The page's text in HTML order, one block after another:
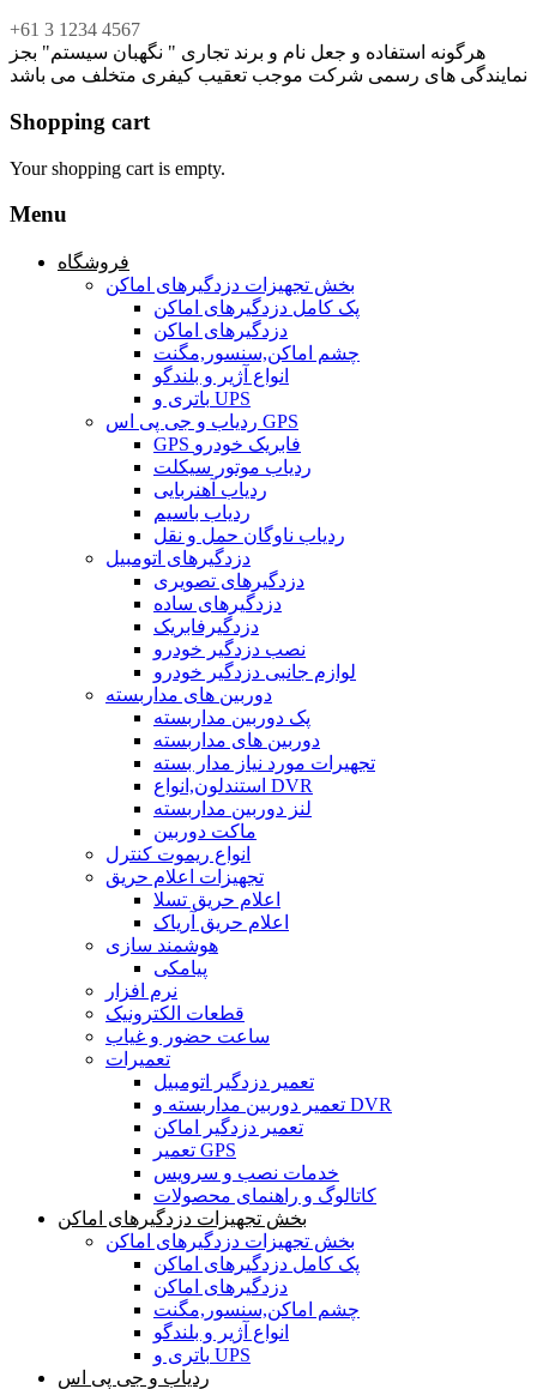
+61 3 1234 4567
هرگونه استفاده و جعل نام و برند تجاری " نگهبان سیستم" بجز
نمایندگی های رسمی شرکت موجب تعقیب کیفری متخلف می باشد
Shopping cart
Your shopping cart is empty.
Menu
فروشگاه
بخش تجهیزات دزدگیرهای اماکن
پک کامل دزدگیرهای اماکن
دزدگیرهای اماکن
چشم اماکن,سنسور,مگنت
انواع آژیر و بلندگو
باتری و UPS
ردیاب و جی پی اس GPS
GPS فابریک خودرو
ردیاب موتور سیکلت
ردیاب آهنربایی
ردیاب باسیم
ردیاب ناوگان حمل و نقل
دزدگیرهای اتومبیل
دزدگیرهای تصویری
دزدگیرهای ساده
دزدگیرفابریک
نصب دزدگیر خودرو
لوازم جانبی دزدگیر خودرو
دوربین های مداربسته
پک دوربین مداربسته
دوربین های مداربسته
تجهیرات مورد نیاز مدار بسته
استندلون,انواع DVR
لنز دوربین مداربسته
ماکت دوربین
انواع ریموت کنترل
تجهیزات اعلام حریق
اعلام حریق تسلا
اعلام حریق آریاک
هوشمند سازی
پیامکی
نرم افزار
قطعات الکترونیک
ساعت حضور و غیاب
تعمیرات
تعمیر دزدگیر اتومبیل
تعمیر دوربین مداربسته و DVR
تعمیر دزدگیر اماکن
تعمیر GPS
خدمات نصب و سرویس
کاتالوگ و راهنمای محصولات
بخش تجهیزات دزدگیرهای اماکن
بخش تجهیزات دزدگیرهای اماکن
پک کامل دزدگیرهای اماکن
دزدگیرهای اماکن
چشم اماکن,سنسور,مگنت
انواع آژیر و بلندگو
باتری و UPS
ردیاب و جی پی اس